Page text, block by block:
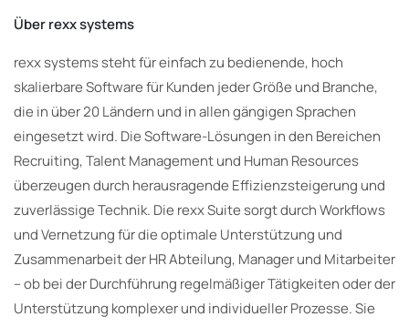
Über rexx systems
rexx systems steht für einfach zu bedienende, hoch
skalierbare Software für Kunden jeder Größe und Branche,
die in über 20 Ländern und in allen gängigen Sprachen
eingesetzt wird. Die Software-Lösungen in den Bereichen
Recruiting, Talent Management und Human Resources
überzeugen durch herausragende Effizienzsteigerung und
zuverlässige Technik. Die rexx Suite sorgt durch Workflows
und Vernetzung für die optimale Unterstützung und
Zusammenarbeit der HR Abteilung, Manager und Mitarbeiter
– ob bei der Durchführung regelmäßiger Tätigkeiten oder der
Unterstützung komplexer und individueller Prozesse. Sie